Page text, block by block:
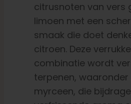
citrusnoten van vers
limoen met een
smaak die doet
citroen. Deze
combinatie wordt
terpenen, waaronder
myrceen, die